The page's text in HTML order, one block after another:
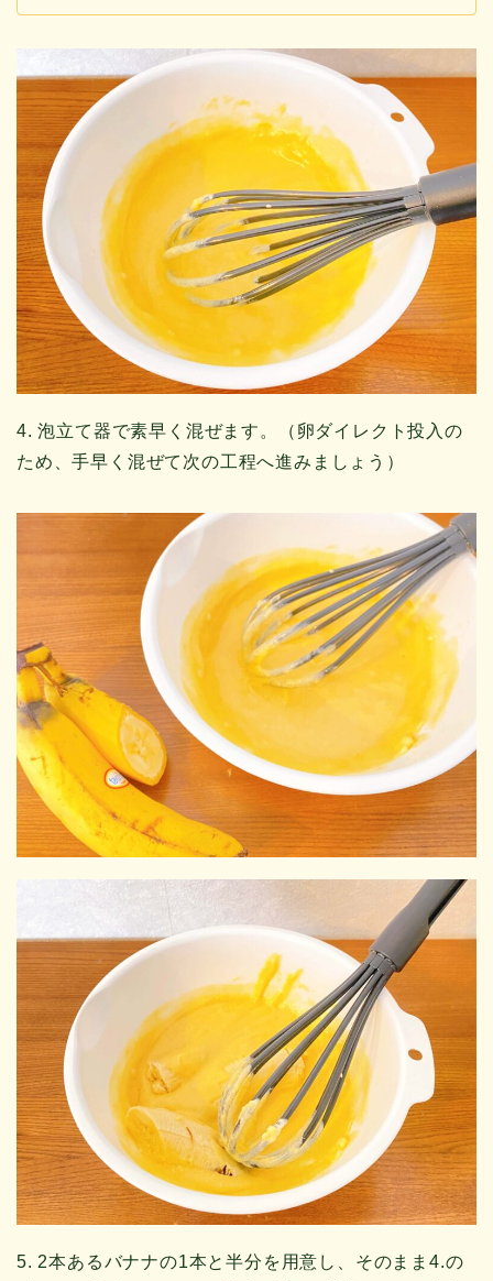
4. 泡立て器で素早く混ぜます。（卵ダイレクト投入の
ため、手早く混ぜて次の工程へ進みましょう）
5. 2本あるバナナの1本と半分を用意し、そのまま4.の